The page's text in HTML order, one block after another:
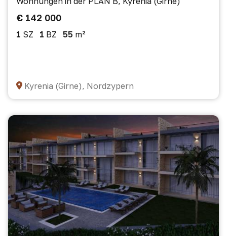
€ 142 000
1 SZ 1 BZ 55 m²
Kyrenia (Girne), Nordzypern